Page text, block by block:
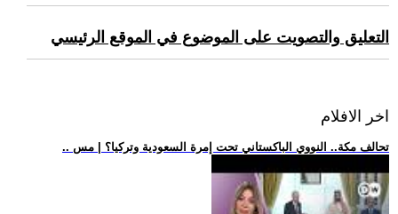
التعليق والتصويت على الموضوع في الموقع الرئيسي
اخر الافلام
.. تحالف مكة.. النووي الباكستاني تحت إمرة السعودية وتركيا؟ | مس